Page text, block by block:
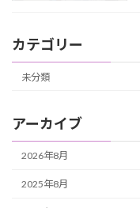
カテゴリー
未分類
アーカイブ
2026年8月
2025年8月